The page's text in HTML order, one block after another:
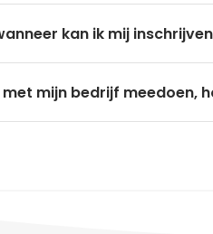
kan ik mij
met mijn bedrijf meedoen,